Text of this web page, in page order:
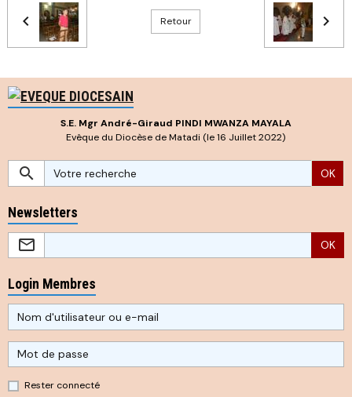
Retour
S.E. Mgr André-Giraud PINDI MWANZA MAYALA
Evêque du Diocèse de Matadi (le 16 Juillet 2022)
OK
Newsletters
OK
Login Membres
Rester connecté